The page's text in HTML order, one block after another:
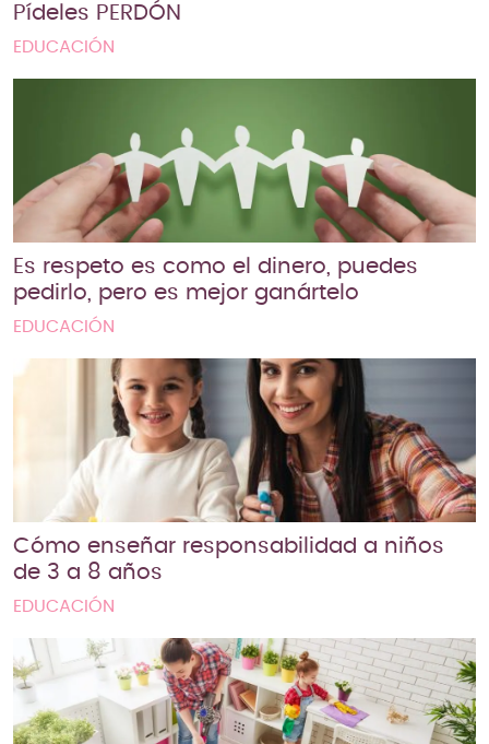
Pídeles PERDÓN
EDUCACIÓN
Es respeto es como el dinero, puedes
pedirlo, pero es mejor ganártelo
EDUCACIÓN
Cómo enseñar responsabilidad a niños
de 3 a 8 años
EDUCACIÓN